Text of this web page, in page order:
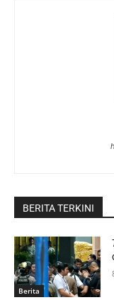
BERITA TERKINI
Berita